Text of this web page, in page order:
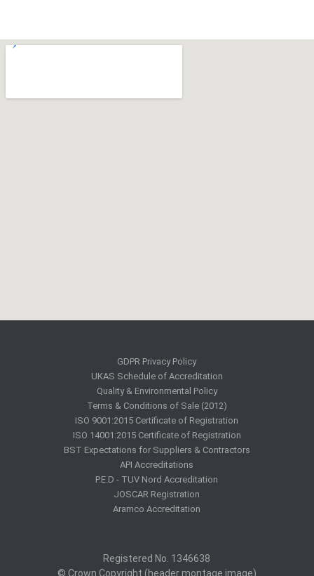
GDPR Privacy Policy
UKAS Schedule of Accreditation
Quality & Environmental Policy
Terms & Conditions of Sale (2012)
ISO 9001:2015 Certificate of Registration
ISO 14001:2015 Certificate of Registration
BST Expectations for Suppliers & Contractors
API Accreditations
P.E.D - TUV Nord Accreditation
JOSCAR Registration
Aramco Accreditation
Registered No. 1346638
© Crown Copyright (header montage image)